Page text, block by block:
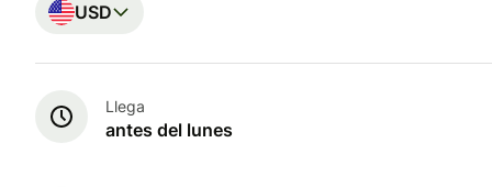
USD
Llega
antes del lunes